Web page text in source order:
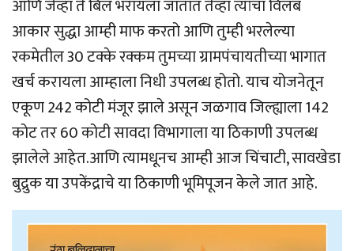
आणि जेव्हा ते बिल भरायला जातात तेव्हा त्यांचा विलंब
आकार सुद्धा आम्ही माफ करतो आणि तुम्ही भरलेल्या
रकमेतील 30 टक्के रक्कम तुमच्या ग्रामपंचायतीच्या भागात
खर्च करायला आम्हाला निधी उपलब्ध होतो. याच योजनेतून
एकूण 242 कोटी मंजूर झाले असून जळगाव जिल्ह्याला 142
कोट तर 60 कोटी सावदा विभागाला या ठिकाणी उपलब्ध
झालेले आहेत.आणि त्यामधूनच आम्ही आज चिंचाटी, सावखेडा
बुद्रुक या उपकेंद्राचे या ठिकाणी भूमिपूजन केले जात आहे.